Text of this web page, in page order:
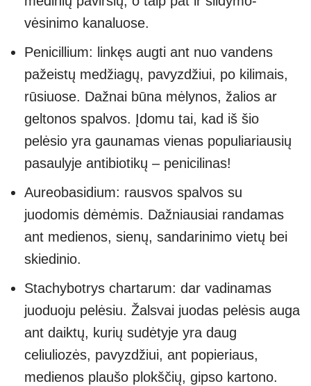
vėsinimo kanaluose.
Penicillium: linkęs augti ant nuo vandens
pažeistų medžiagų, pavyzdžiui, po kilimais,
rūsiuose. Dažnai būna mėlynos, žalios ar
geltonos spalvos. Įdomu tai, kad iš šio
pelėsio yra gaunamas vienas populiariausių
pasaulyje antibiotikų – penicilinas!
Aureobasidium: rausvos spalvos su
juodomis dėmėmis. Dažniausiai randamas
ant medienos, sienų, sandarinimo vietų bei
skiedinio.
Stachybotrys chartarum: dar vadinamas
juoduoju pelėsiu. Žalsvai juodas pelėsis auga
ant daiktų, kurių sudėtyje yra daug
celiuliozės, pavyzdžiui, ant popieriaus,
medienos plaušo plokščių, gipso kartono.